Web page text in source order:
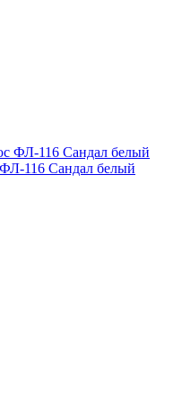
116 Сандал белый